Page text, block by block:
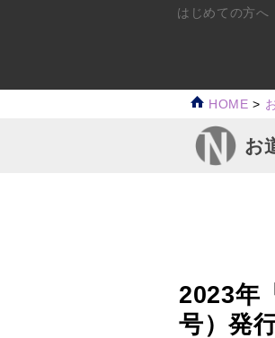
HOME >
お
2023年
号）発
はじめての方へ